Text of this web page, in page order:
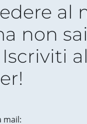
al
non
mail: